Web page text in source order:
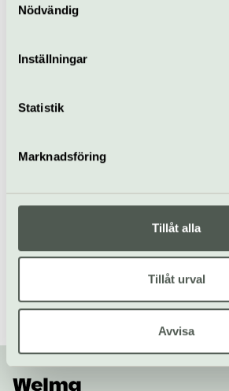
samt tillhandahålla funktioner för
vidarebefordrar även sådana
information från din enhet till de
annons- och analysföretag som vi
information som du har tillhandahållit
Nödvändig
Inställningar
Statistik
Marknadsföring
Tillåt alla
Tillåt urval
Avvisa